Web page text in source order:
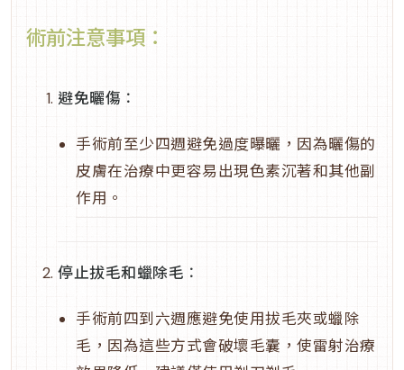
術前注意事項：
避免曬傷 ：
手術前至少四週避免過度曝曬，因為曬傷的
皮膚在治療中更容易出現色素沉著和其他副
作用。
停止拔毛和蠟除毛 ：
手術前四到六週應避免使用拔毛夾或蠟除
毛，因為這些方式會破壞毛囊，使雷射治療